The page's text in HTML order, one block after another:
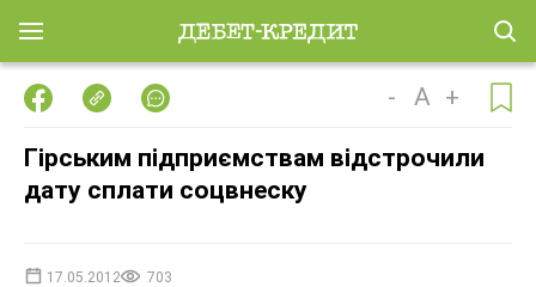
- A +
Гірським підприємствам відстрочили
дату сплати соцвнеску
17.05.2012 703